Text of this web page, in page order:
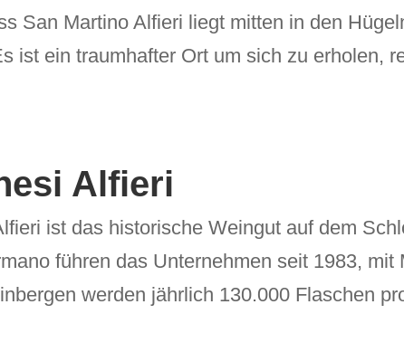
San Martino Alfieri liegt mitten in den
ist ein traumhafter Ort um sich zu erholen,
Alfieri
ist das historische Weingut auf dem
führen das Unternehmen seit 1983,
werden jährlich 130.000 Flaschen